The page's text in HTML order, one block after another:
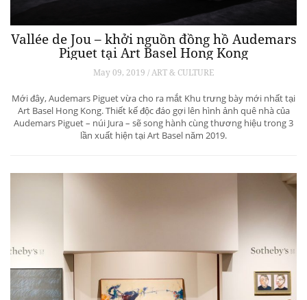
Vallée de Jou – khởi nguồn đồng hồ Audemars
Piguet tại Art Basel Hong Kong
May 09, 2019 / ART & CULTURE
Mới đây, Audemars Piguet vừa cho ra mắt Khu trưng bày mới nhất tại
Art Basel Hong Kong. Thiết kế độc đáo gợi lên hình ảnh quê nhà của
Audemars Piguet – núi Jura – sẽ song hành cùng thương hiệu trong 3
lần xuất hiện tại Art Basel năm 2019.